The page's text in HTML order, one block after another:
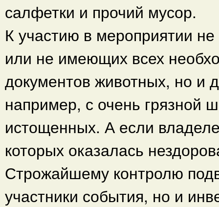
салфетки и прочий мусор.
К участию в мероприятии
или не имеющих всех
документов животных, но и
например, с очень грязной
истощенных. А если
которых оказалась
Строжайшему контролю
участники события, но и